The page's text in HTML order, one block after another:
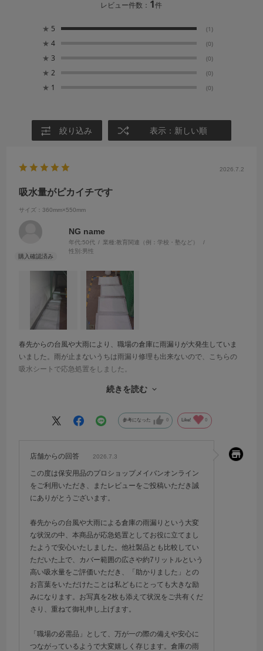
レビュー件数： 1件
★ 5 (1)
★ 4 (0)
★ 3 (0)
★ 2 (0)
★ 1 (0)
絞り込み 表示：新しい順
2026.7.2
吸水量がピカイチです
サイズ：360mm×550mm
NG name
年代:50代 業種:教育関連（例：学校・塾など）
性別:男性
春先からの台風や大雨により、職場の倉庫に雨漏りが大発生していま
いました。雨が止まないうちは雨漏り修理も出来ないので、こちらの
吸水シートで応急処置をしました。
吸水シート自体はたくさんの企業さんからでていますが、メイバンオ
くれるので、とても助かりました。
うです。
続きを読む
参考になった 0 Like! 0
店舗からの回答 2026.7.3
この度は保安用品のプロショップメイバンオンライン
をご利用いただき、またレビューをご投稿いただき誠
にありがとうございます。
春先からの台風や大雨による倉庫の雨漏りという大変
な状況の中、本商品が応急処置としてお役に立てまし
たようで安心いたしました。他社製品とも比較してい
ただいた上で、カバー範囲の広さや約7リットルという
高い吸水量をご評価いただき、「助かりました」との
お言葉をいただけたことは私どもにとっても大きな励
みになります。お写真を2枚も添えて状況をご共有くだ
さり、重ねて御礼申し上げます。
「職場の必需品」として、万が一の際の備えや安心に
つながっているようで大変嬉しく存じます。倉庫の雨